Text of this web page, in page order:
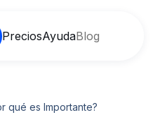
PreciosAyudaBlog
qué es Importante?